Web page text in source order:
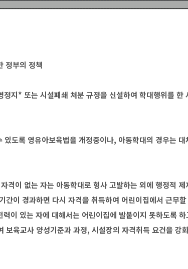
정부의 정책
지* 또는 시설폐쇄 처분 규정을 신설하여 학대행위를 한
있도록 영유아보육법을 개정중이나, 아동학대의 경우는
격이 없는 자는 아동학대로 형사 고발하는 외에 행정적
간이 경과하면 다시 자격을 취득하여 어린이집에서 근무
이 있는 자에 대해서는 어린이집에 발붙이지 못하도록
보육교사 양성기준과 과정, 시설장의 자격취득 요건을 강